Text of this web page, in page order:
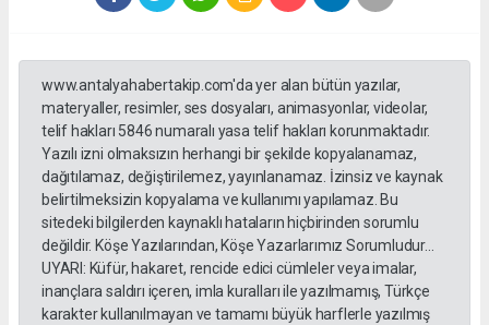
www.antalyahabertakip.com'da yer alan bütün yazılar,
materyaller, resimler, ses dosyaları, animasyonlar, videolar,
telif hakları 5846 numaralı yasa telif hakları korunmaktadır.
Yazılı izni olmaksızın herhangi bir şekilde kopyalanamaz,
dağıtılamaz, değiştirilemez, yayınlanamaz. İzinsiz ve kaynak
belirtilmeksizin kopyalama ve kullanımı yapılamaz. Bu
sitedeki bilgilerden kaynaklı hataların hiçbirinden sorumlu
değildir. Köşe Yazılarından, Köşe Yazarlarımız Sorumludur...
UYARI: Küfür, hakaret, rencide edici cümleler veya imalar,
inançlara saldırı içeren, imla kuralları ile yazılmamış, Türkçe
karakter kullanılmayan ve tamamı büyük harflerle yazılmış